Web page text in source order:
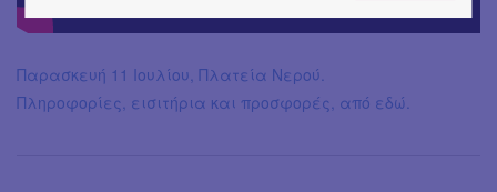
Παρασκευή 11 Ιουλίου, Πλατεία Νερού.
Πληροφορίες, εισιτήρια και προσφορές, από εδώ.